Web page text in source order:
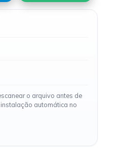
o arquivo antes de
automática no